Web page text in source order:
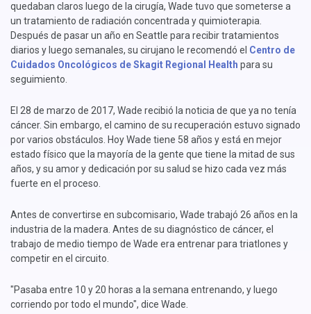
quedaban claros luego de la cirugía, Wade tuvo que someterse a
un tratamiento de radiación concentrada y quimioterapia.
Después de pasar un año en Seattle para recibir tratamientos
diarios y luego semanales, su cirujano le recomendó el Centro de
Cuidados Oncológicos de Skagit Regional Health para su
seguimiento.
El 28 de marzo de 2017, Wade recibió la noticia de que ya no tenía
cáncer. Sin embargo, el camino de su recuperación estuvo signado
por varios obstáculos. Hoy Wade tiene 58 años y está en mejor
estado físico que la mayoría de la gente que tiene la mitad de sus
años, y su amor y dedicación por su salud se hizo cada vez más
fuerte en el proceso.
Antes de convertirse en subcomisario, Wade trabajó 26 años en la
industria de la madera. Antes de su diagnóstico de cáncer, el
trabajo de medio tiempo de Wade era entrenar para triatlones y
competir en el circuito.
"Pasaba entre 10 y 20 horas a la semana entrenando, y luego
corriendo por todo el mundo", dice Wade.